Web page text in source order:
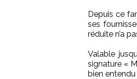
Depuis ce
ses
réduite n’a
Valable
signature «
bien